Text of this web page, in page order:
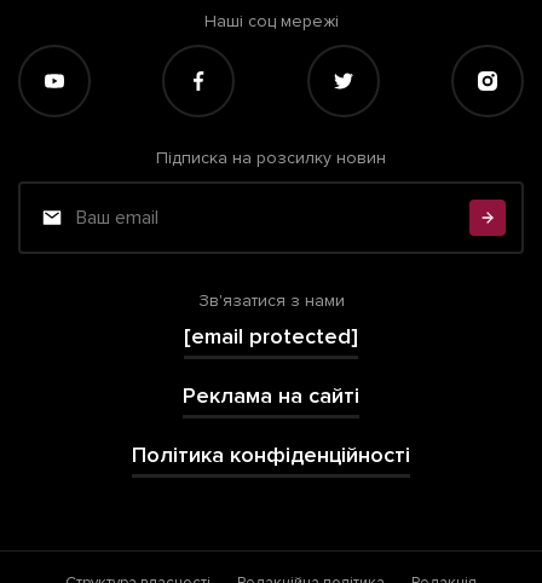
Наші соц мережі
Підписка на розсилку новин
Зв'язатися з нами
[email protected]
Реклама на сайті
Політика конфіденційності